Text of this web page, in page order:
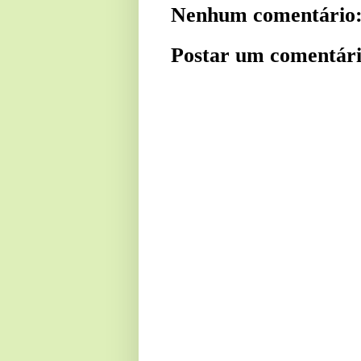
Nenhum
Postar um